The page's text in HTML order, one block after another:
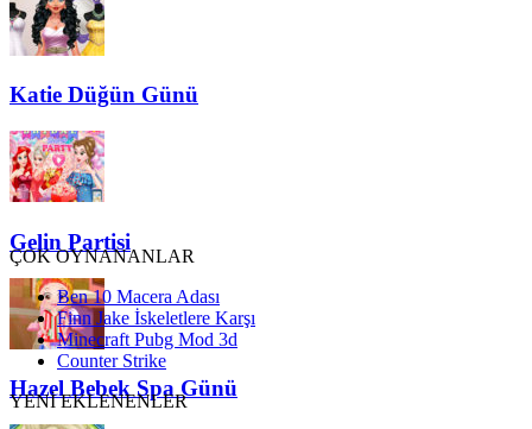
Katie Düğün Günü
Gelin Partisi
Hazel Bebek Spa Günü
ÇOK OYNANANLAR
Ben 10 Macera Adası
Finn Jake İskeletlere Karşı
Minecraft Pubg Mod 3d
Counter Strike
YENİ EKLENENLER